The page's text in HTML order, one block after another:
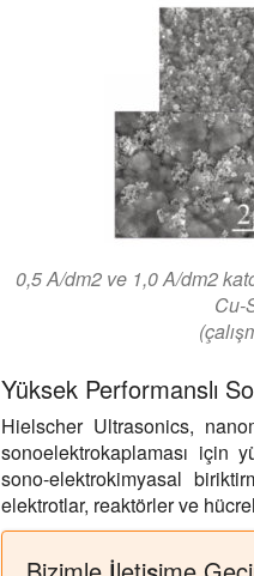
0,5 A/dm2 ve 1,0 A/dm2
Cu-
Yüksek Performanslı
Hielscher Ultrasonics,
sonoelektrokaplaması için
sono-elektrokimyasal
elektrotlar, reaktörler ve